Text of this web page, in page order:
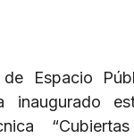
Espacio
inaugurado